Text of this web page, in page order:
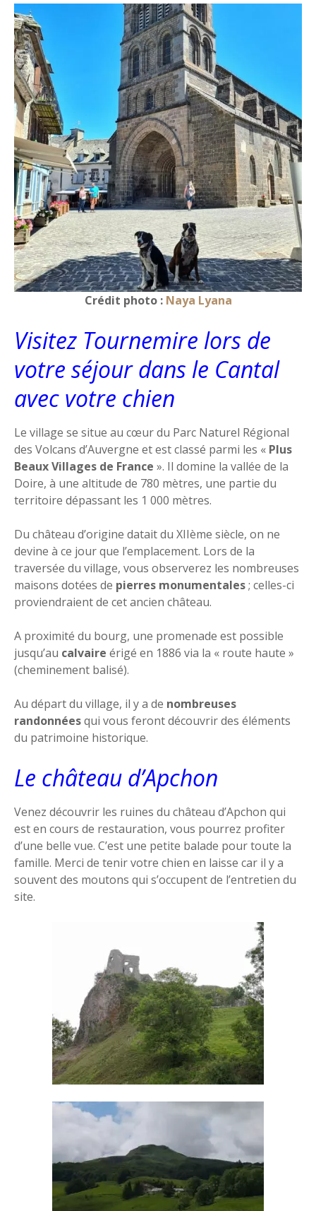
Crédit photo : Naya Lyana
Visitez Tournemire lors de
votre séjour dans le Cantal
avec votre chien
Le village se situe au cœur du Parc Naturel Régional
des Volcans d’Auvergne et est classé parmi les « Plus
Beaux Villages de France ». Il domine la vallée de la
Doire, à une altitude de 780 mètres, une partie du
territoire dépassant les 1 000 mètres.
Du château d’origine datait du XIIème siècle, on ne
devine à ce jour que l’emplacement. Lors de la
traversée du village, vous observerez les nombreuses
maisons dotées de pierres monumentales; celles-ci
proviendraient de cet ancien château.
A proximité du bourg, une promenade est possible
jusqu’au calvaire érigé en 1886 via la « route haute »
(cheminement balisé).
Au départ du village, il y a de nombreuses
randonnéesqui vous feront découvrir des éléments
du patrimoine historique.
Le château d’Apchon
Venez découvrir les ruines du château d’Apchon qui
est en cours de restauration, vous pourrez profiter
d’une belle vue. C’est une petite balade pour toute la
famille. Merci de tenir votre chien en laisse car il y a
souvent des moutons qui s’occupent de l’entretien du
site.